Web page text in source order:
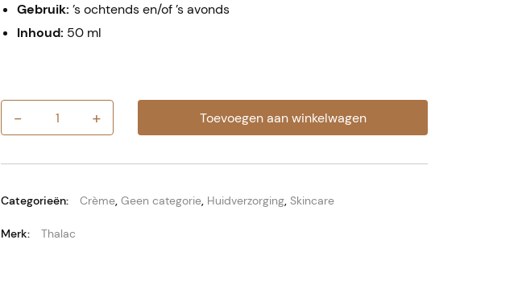
Gebruik: ’s ochtends en/of ’s avonds
Inhoud: 50 ml
-
Thalac
Hydra
Crème
+ Toevoegen aan winkelwagen
Categorieën: Crème, Geen categorie, Huidverzorging, Skincare
Merk: Thalac